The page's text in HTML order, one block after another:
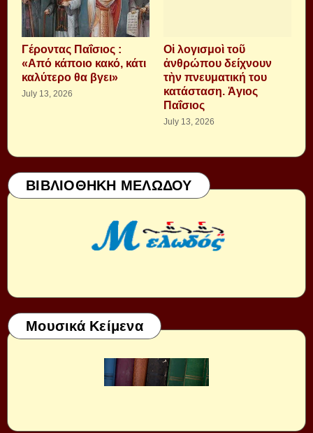
Γέροντας Παΐσιος :
«Από κάποιο κακό, κάτι
καλύτερο θα βγει»
July 13, 2026
Οἱ λογισμοὶ τοῦ
ἀνθρώπου δείχνουν
τὴν πνευματική του
κατάσταση. Ἁγιος
Παΐσιος
July 13, 2026
ΒΙΒΛΙΟΘΗΚΗ ΜΕΛΩΔΟΥ
Μουσικά Κείμενα